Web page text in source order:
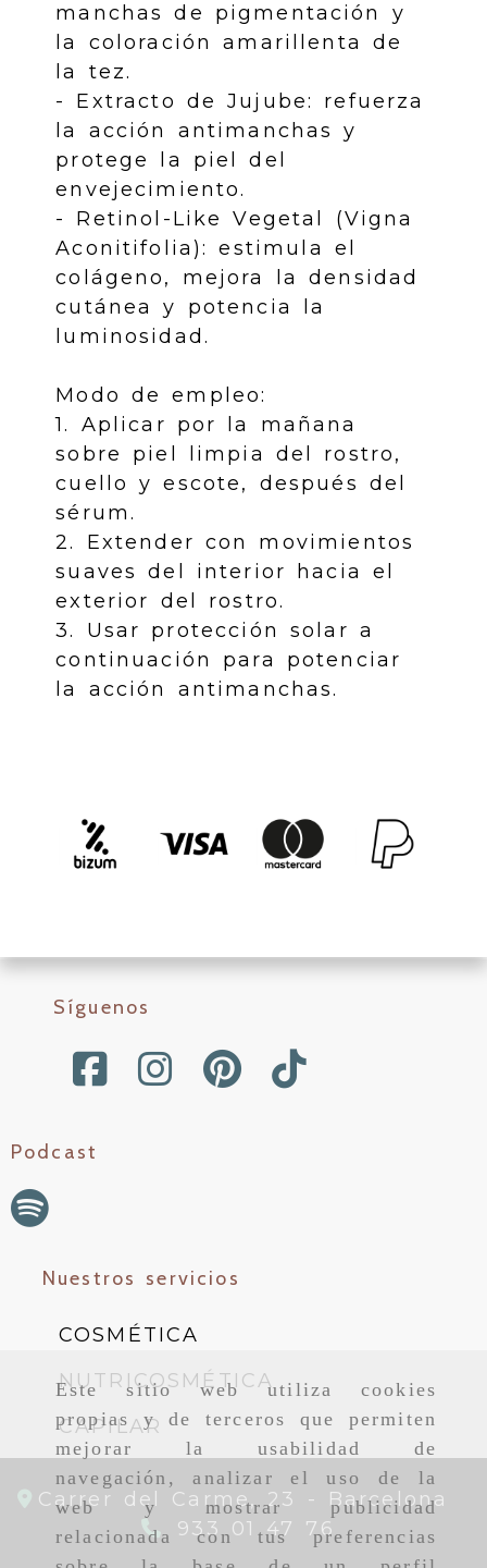
Este sitio web utiliza cookies
propias y de terceros que permiten
mejorar la usabilidad de
navegación, analizar el uso de la
web y mostrar publicidad
relacionada con tus preferencias
manchas de pigmentación y
la coloración amarillenta de
la tez.
- Extracto de Jujube: refuerza
la acción antimanchas y
protege la piel del
envejecimiento.
- Retinol-Like Vegetal (Vigna
Aconitifolia): estimula el
colágeno, mejora la densidad
cutánea y potencia la
luminosidad.
Modo de empleo:
1. Aplicar por la mañana
sobre piel limpia del rostro,
cuello y escote, después del
sérum.
2. Extender con movimientos
suaves del interior hacia el
exterior del rostro.
3. Usar protección solar a
continuación para potenciar
la acción antimanchas.
Síguenos
Podcast
Nuestros servicios
COSMÉTICA
NUTRICOSMÉTICA
CAPILAR
Carrer del Carme, 23 - Barcelona
933 01 47 76